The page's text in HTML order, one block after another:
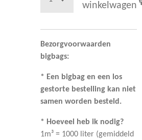
winkelwagen
Bezorgvoorwaarden
bigbags:
* Een bigbag en een los
gestorte bestelling kan niet
samen worden besteld.
* Hoeveel heb ik nodig?
1m³ = 1000 liter (gemiddeld